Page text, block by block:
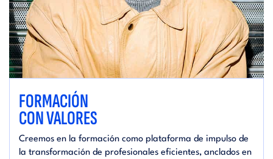
FORMACIÓN
CON VALORES
Creemos en la formación como plataforma de impulso de
la transformación de profesionales eficientes, anclados en